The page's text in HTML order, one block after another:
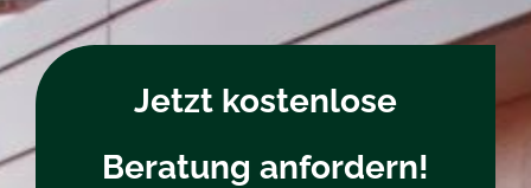
Jetzt kostenlose
Beratung anfordern!